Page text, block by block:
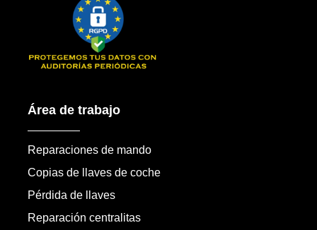
Área de trabajo
Reparaciones de mando
Copias de llaves de coche
Pérdida de llaves
Reparación centralitas